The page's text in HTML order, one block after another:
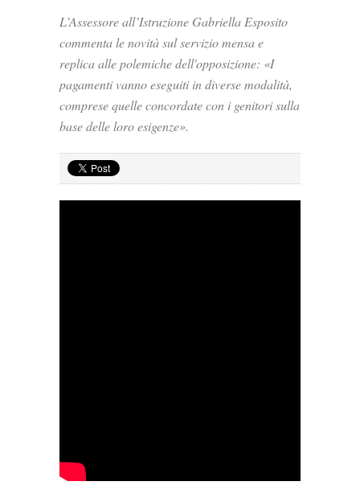
L’Assessore all’Istruzione Gabriella Esposito
commenta le novità sul servizio mensa e
replica alle polemiche dell'opposizione: «I
pagamenti vanno eseguiti in diverse modalità,
comprese quelle concordate con i genitori sulla
base delle loro esigenze».